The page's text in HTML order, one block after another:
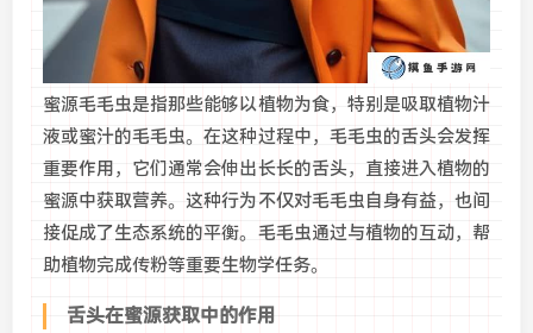
蜜源毛毛虫是指那些能够以植物为食，特别是吸取植物汁
液或蜜汁的毛毛虫。在这种过程中，毛毛虫的舌头会发挥
重要作用，它们通常会伸出长长的舌头，直接进入植物的
蜜源中获取营养。这种行为不仅对毛毛虫自身有益，也间
接促成了生态系统的平衡。毛毛虫通过与植物的互动，帮
助植物完成传粉等重要生物学任务。
舌头在蜜源获取中的作用